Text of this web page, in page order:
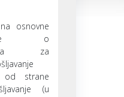
osnovne
o
za
od strane
(u